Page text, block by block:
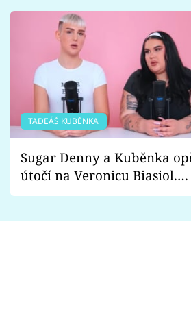
TADEÁŠ KUBĚNKA
Sugar Denny a Kuběnka
útočí na Veronicu Biasiol.
Proč je podle nich falešná a